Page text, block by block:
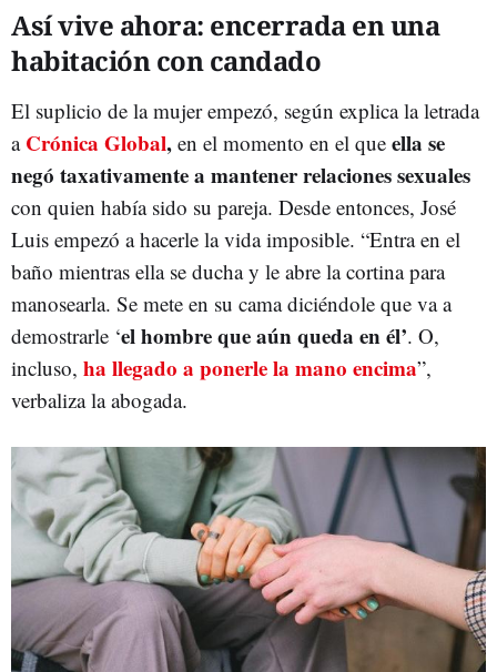
Así vive ahora: encerrada en una
habitación con candado
El suplicio de la mujer empezó, según explica la letrada
a Crónica Global, en el momento en el que ella se
negó taxativamente a mantener relaciones sexuales
con quien había sido su pareja. Desde entonces, José
Luis empezó a hacerle la vida imposible. “Entra en el
baño mientras ella se ducha y le abre la cortina para
manosearla. Se mete en su cama diciéndole que va a
demostrarle ‘el hombre que aún queda en él’. O,
incluso, ha llegado a ponerle la mano encima”,
verbaliza la abogada.